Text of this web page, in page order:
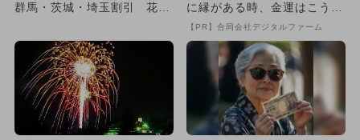
群馬・茨城・埼玉割引 花火
に縁がある時、金運はこう変
わる
【PR】合同会社デジタルファーム